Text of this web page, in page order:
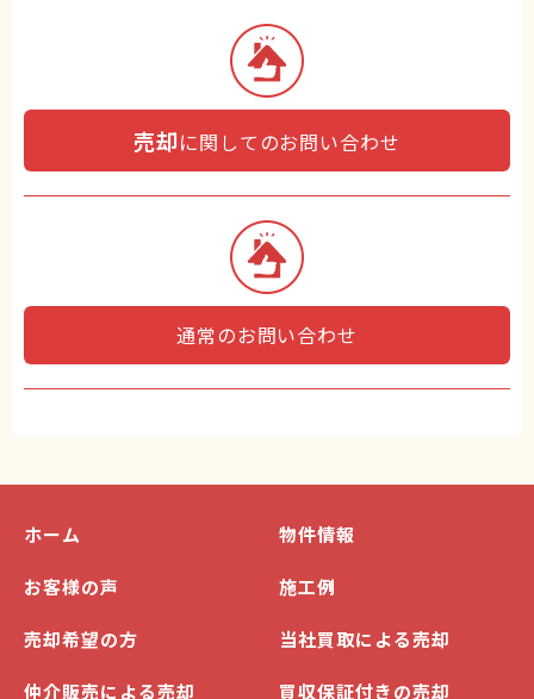
売却に関してのお問い合わせ
通常のお問い合わせ
ホーム 物件情報
お客様の声 施工例
売却希望の方 当社買取による売却
仲介販売による売却 買収保証付きの売却